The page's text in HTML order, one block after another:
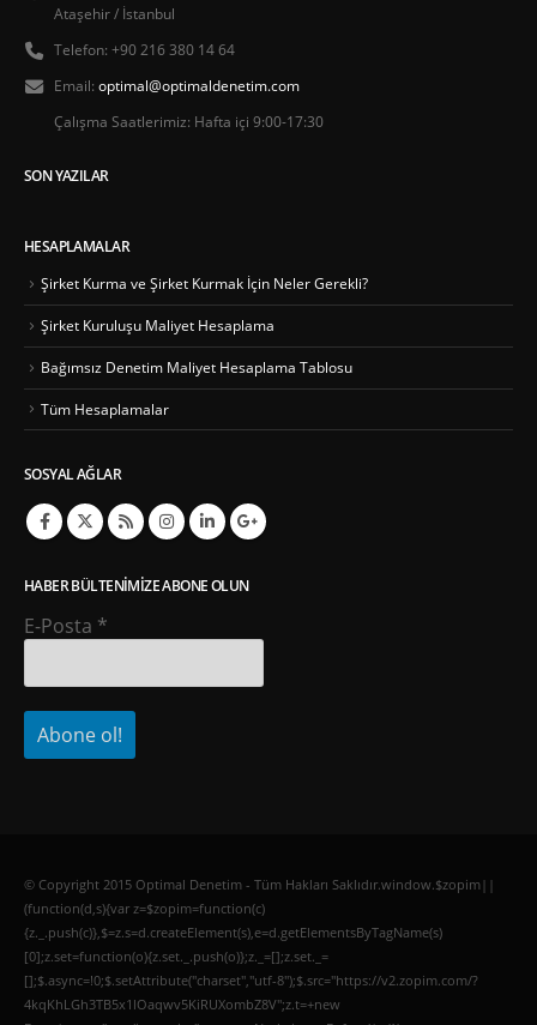
Ataşehir / İstanbul
Telefon: +90 216 380 14 64
Email: optimal@optimaldenetim.com
Çalışma Saatlerimiz: Hafta içi 9:00-17:30
SON YAZILAR
HESAPLAMALAR
Şirket Kurma ve Şirket Kurmak İçin Neler Gerekli?
Şirket Kuruluşu Maliyet Hesaplama
Bağımsız Denetim Maliyet Hesaplama Tablosu
Tüm Hesaplamalar
SOSYAL AĞLAR
HABER BÜLTENIMIZE ABONE OLUN
E-Posta *
© Copyright 2015 Optimal Denetim - Tüm Hakları Saklıdır.window.$zopim||
(function(d,s){var z=$zopim=function(c)
{z._.push(c)},$=z.s=d.createElement(s),e=d.getElementsByTagName(s)
[0];z.set=function(o){z.set._.push(o)};z._=[];z.set._=
[];$.async=!0;$.setAttribute("charset","utf-8");$.src="https://v2.zopim.com/?
4kqKhLGh3TB5x1lOaqwv5KiRUXombZ8V";z.t=+new